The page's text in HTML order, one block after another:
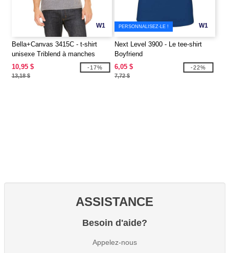
W1
Bella+Canvas 3415C - t-shirt
unisexe Triblend à manches
courtes avec encolure en V
10,95 $
13,18 $
-17%
W1
PERSONNALISEZ-LE !
Next Level 3900 - Le tee-shirt
Boyfriend
6,05 $
7,72 $
-22%
ASSISTANCE
Besoin d'aide?
Appelez-nous